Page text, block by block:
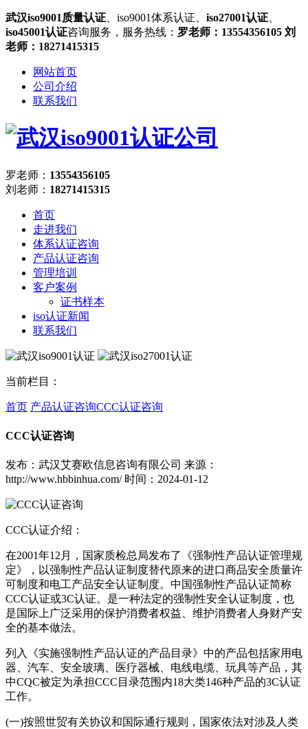
武汉iso9001质量认证 、iso9001体系认证、 iso27001认证
iso45001认证咨询服务，服务热线： 罗老师：13554356105 刘
老师：18271415315
网站首页
公司介绍
联系我们
罗老师： 13554356105
刘老师： 18271415315
首页
走进我们
体系认证咨询
产品认证咨询
管理培训
客户案例
证书样本
iso认证新闻
联系我们
当前栏目：
首页 产品认证咨询CCC认证咨询
CCC认证咨询
发布：武汉艾赛欧信息咨询有限公司 来源：
http://www.hbbinhua.com/ 时间：2024-01-12
CCC认证介绍：
在2001年12月，国家质检总局发布了《强制性产品认证管理规
定》，以强制性产品认证制度替代原来的进口商品安全质量许
可制度和电工产品安全认证制度。中国强制性产品认证简称
CCC认证或3C认证。是一种法定的强制性安全认证制度，也
是国际上广泛采用的保护消费者权益、维护消费者人身财产安
全的基本做法。
列入《实施强制性产品认证的产品目录》中的产品包括家用电
器、汽车、安全玻璃、医疗器械、电线电缆、玩具等产品，其
中CQC被定为承担CCC目录范围内18大类146种产品的3C认证
工作。
(一)按照世贸有关协议和国际通行规则，国家依法对涉及人类